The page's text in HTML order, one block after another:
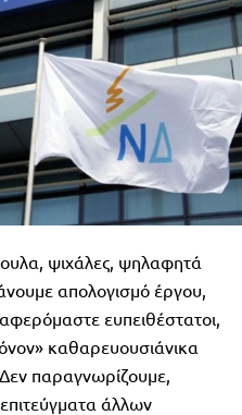
ψιχάλες, ψηλαφητά
απολογισμό έργου,
ευπειθέστατοι,
καθαρευουσιάνικα
παραγνωρίζουμε,
άλλων